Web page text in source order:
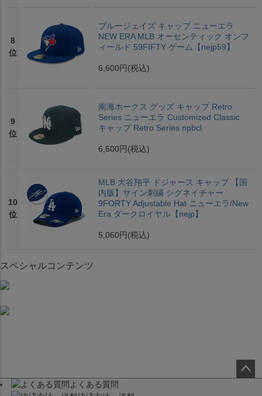
8
位
ブルージェイズ キャップ ニューエラ
NEW ERA MLB オーセンティック オンフ
ィールド 59FIFTY ゲーム【nejp59】
6,600円 (税込)
9
位
南海ホークス グッズ キャップ Retro
Series ニューエラ Customized Classic
キャップ Retro Series npbcl
6,600円 (税込)
10
位
MLB 大谷翔平 ドジャース キャップ 【国
内版】サイン刺繍 シグネイチャー
9FORTY Adjustable Hat ニューエラ/New
Era ダークロイヤル【nejp】
5,060円 (税込)
スペシャルコンテンツ
よくある質問